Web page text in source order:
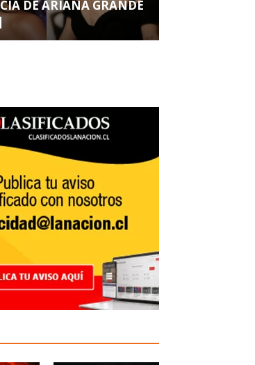
DE ARIANA GRANDE